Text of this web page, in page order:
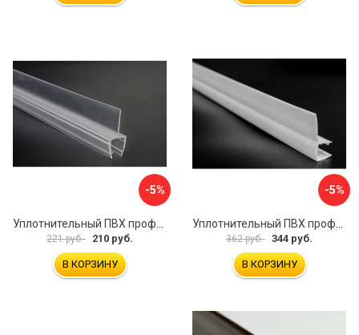
-5%
Уплотнительный ПВХ профиль для стекла 8 мм SERVICE PLUS PVH04-908KW8
221 руб. 210 руб.
В КОРЗИНУ
-5%
Уплотнительный ПВХ профиль для стекла 8 мм SERVICE PLUS PVH04-910WM8
362 руб. 344 руб.
В КОРЗИНУ